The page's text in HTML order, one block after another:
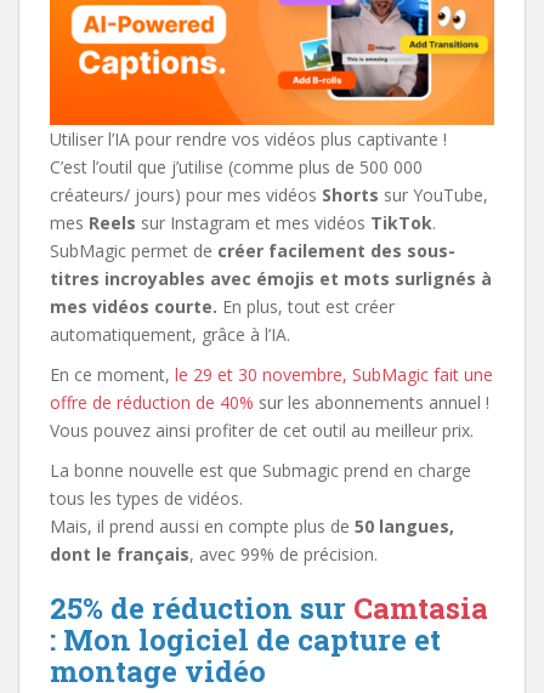
Utiliser l’IA pour rendre vos vidéos plus captivante !
C’est l’outil que j’utilise (comme plus de 500 000
créateurs/ jours) pour mes vidéos Shorts sur YouTube,
mes Reels sur Instagram et mes vidéos TikTok.
SubMagic permet de créer facilement des sous-
titres incroyables avec émojis et mots surlignés à
mes vidéos courte. En plus, tout est créer
automatiquement, grâce à l’IA.
En ce moment, le 29 et 30 novembre, SubMagic fait une
offre de réduction de 40% sur les abonnements annuel !
Vous pouvez ainsi profiter de cet outil au meilleur prix.
La bonne nouvelle est que Submagic prend en charge
tous les types de vidéos.
Mais, il prend aussi en compte plus de 50 langues,
dont le français, avec 99% de précision.
25% de réduction sur Camtasia
: Mon logiciel de capture et
montage vidéo